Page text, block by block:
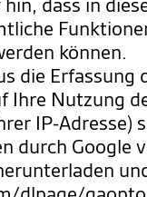
können.
die Erfassung
Ihre Nutzung
IP-Adresse)
durch Google